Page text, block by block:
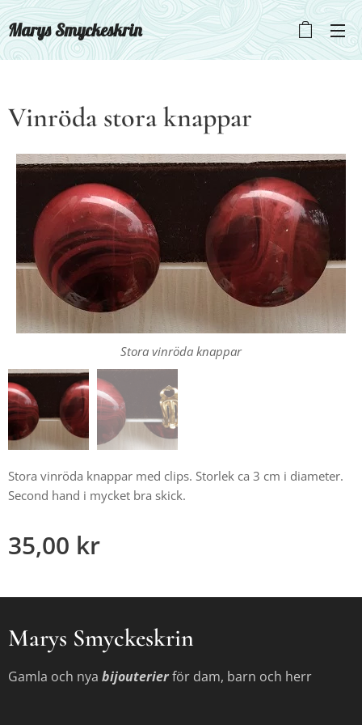
Marys Smyckeskrin
Vinröda stora knappar
Stora vinröda knappar
Stora vinröda knappar med clips. Storlek ca 3 cm i diameter.
Second hand i mycket bra skick.
35,00 kr
Marys Smyckeskrin
Gamla och nya bijouterierför dam, barn och herr